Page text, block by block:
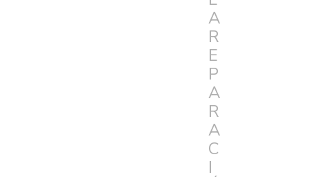
A
R
E
P
A
R
A
C
I